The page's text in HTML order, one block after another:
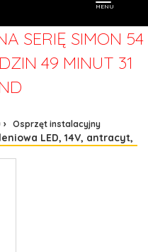
MENU
SERIĘ SIMON 54
49 MINUT 31
Osprzęt instalacyjny
LED, 14V, antracyt,